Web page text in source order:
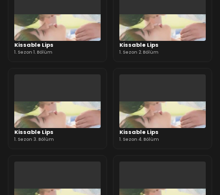
Kissable Lips
1. Sezon 1. Bölüm
Kissable Lips
1. Sezon 2. Bölüm
Kissable Lips
1. Sezon 3. Bölüm
Kissable Lips
1. Sezon 4. Bölüm